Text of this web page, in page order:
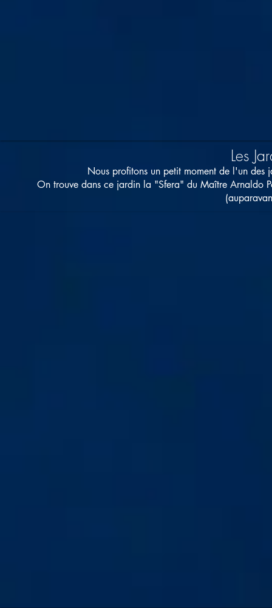
Les
Nous profitons un petit moment de l'un des
On trouve dans ce jardin la "Sfera" du Maître Arnaldo